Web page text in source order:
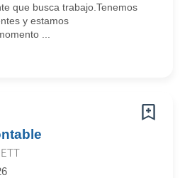
que busca trabajo.Tenemos
y estamos
...